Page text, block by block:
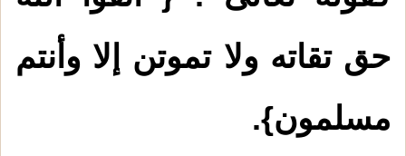
حق تقاته ولا تموتن إلا وأنتم
مسلمون}.